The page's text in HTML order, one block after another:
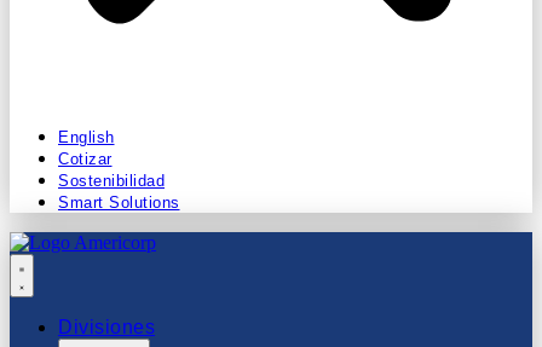
English
Cotizar
Sostenibilidad
Smart Solutions
Divisiones